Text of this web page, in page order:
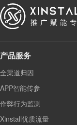
产品服务
全渠道归因
APP智能传参
作弊行为监测
Xinstall优质流量